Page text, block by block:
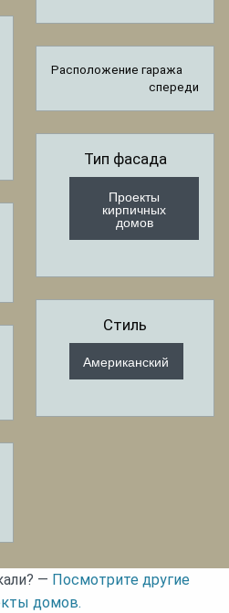
Расположение гаража
спереди
Тип фасада
Проекты
кирпичных
домов
Стиль
Американский
— Посмотрите другие
домов.